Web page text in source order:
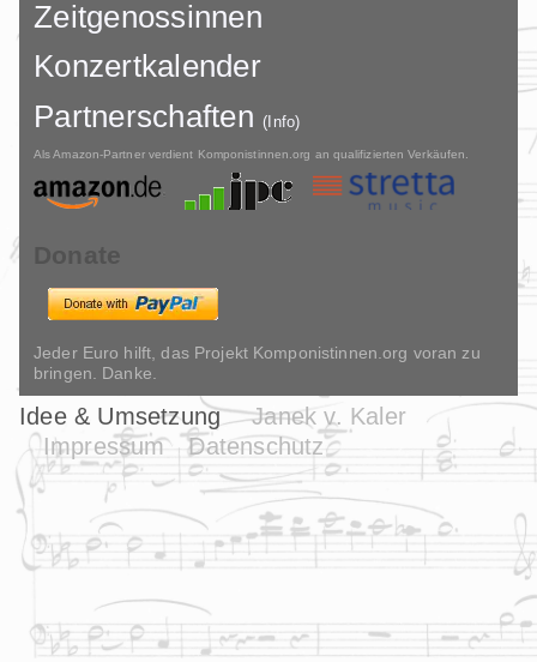
Zeitgenossinnen
Konzertkalender
Partnerschaften(Info)
Als Amazon-Partner verdient Komponistinnen.org an qualifizierten Verkäufen.
Donate
Jeder Euro hilft, das Projekt Komponistinnen.org voran zu
bringen. Danke.
Idee & Umsetzung
Janek v. Kaler
Impressum
Datenschutz